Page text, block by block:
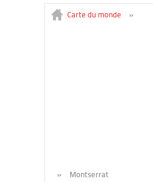
Carte du monde »
» Montserrat